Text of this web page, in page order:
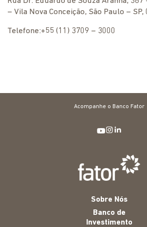
– Vila Nova Conceição, São Paulo – SP,
Telefone:+55 (11) 3709 – 3000
Acompanhe o Banco Fator
Sobre Nós
Banco de
Investimento